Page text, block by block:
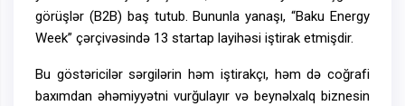
görüşlər (B2B) baş tutub. Bununla yanaşı, “Baku Energy
Week” çərçivəsində 13 startap layihəsi iştirak etmişdir.
Bu göstəricilər sərgilərin həm iştirakçı, həm də coğrafi
baxımdan əhəmiyyətni vurğulayır və beynəlxalq biznesin